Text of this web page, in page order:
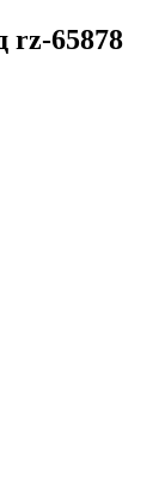
rz-65878